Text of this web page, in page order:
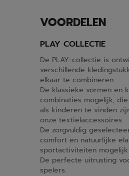
VOORDELEN
PLAY COLLECTIE
De PLAY-collectie is
verschillende
elkaar te combineren.
De klassieke vormen en
combinaties mogelijk,
als kinderen te vinden
onze textielaccessoires.
De zorgvuldig
comfort en natuurlijke
sportactiviteiten
De perfecte uitrusting
spelers.